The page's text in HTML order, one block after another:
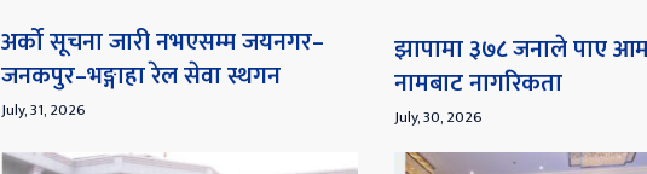
अर्को सूचना जारी नभएसम्म जयनगर–
जनकपुर–भङ्गाहा रेल सेवा स्थगन
July, 31, 2026
झापामा ३७८ जनाले पाए
नामबाट नागरिकता
July, 30, 2026